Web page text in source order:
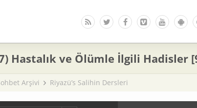
Hastalık ve Ölümle İlgili Hadisler
Arşivi Riyazü’s Salihin Dersleri